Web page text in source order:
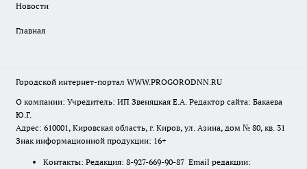
Новости
Главная
Городской интернет-портал WWW.PROGORODNN.RU
О компании: Учредитель: ИП Звеняцкая Е.А. Редактор сайта: Бакаева
Ю.Г.
Адрес: 610001, Кировская область, г. Киров, ул. Азина, дом № 80, кв. 31
Знак информационной продукции: 16+
Контакты: Редакция: 8-927-669-90-87 Email редакции: